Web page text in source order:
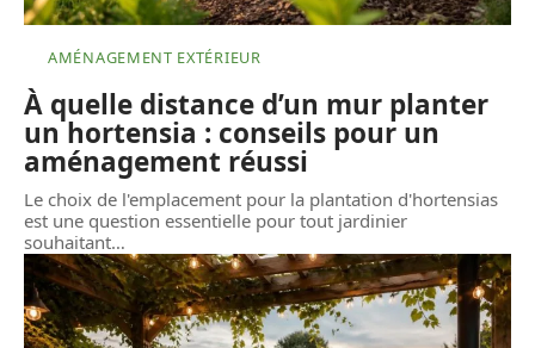
AMÉNAGEMENT EXTÉRIEUR
À quelle distance d’un mur planter
un hortensia : conseils pour un
aménagement réussi
Le choix de l'emplacement pour la plantation d'hortensias
est une question essentielle pour tout jardinier
souhaitant…